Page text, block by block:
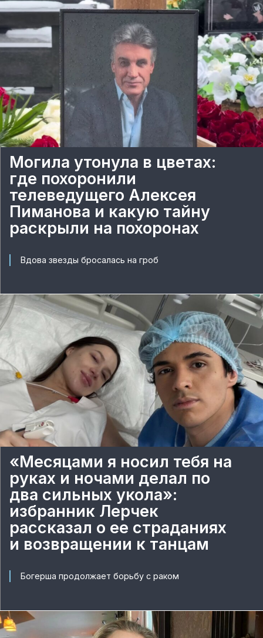
Могила утонула в цветах:
где похоронили
телеведущего Алексея
Пиманова и какую тайну
раскрыли на похоронах
Вдова звезды бросалась на гроб
«Месяцами я носил тебя на
руках и ночами делал по
два сильных укола»:
избранник Лерчек
рассказал о ее страданиях
и возвращении к танцам
Богерша продолжает борьбу с раком